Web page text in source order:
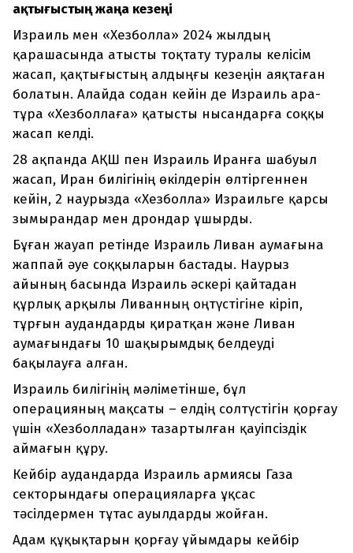
Қақтығыстың жаңа кезеңі
Израиль мен «Хезболла» 2024 жылдың
қарашасында атысты тоқтату туралы келісім
жасап, қақтығыстың алдыңғы кезеңін аяқтаған
болатын. Алайда содан кейін де Израиль ара-
тұра «Хезболлаға» қатысты нысандарға соққы
жасап келді.
28 ақпанда АҚШ пен Израиль Иранға шабуыл
жасап, Иран билігінің өкілдерін өлтіргеннен
кейін, 2 наурызда «Хезболла» Израильге қарсы
зымырандар мен дрондар ұшырды.
Бұған жауап ретінде Израиль Ливан аумағына
жаппай әуе соққыларын бастады. Наурыз
айының басында Израиль әскері қайтадан
құрлық арқылы Ливанның оңтүстігіне кіріп,
тұрғын аудандарды қиратқан және Ливан
аумағындағы 10 шақырымдық белдеуді
бақылауға алған.
Израиль билігінің мәліметінше, бұл
операцияның мақсаты – елдің солтүстігін қорғау
үшін «Хезболладан» тазартылған қауіпсіздік
аймағын құру.
Кейбір аудандарда Израиль армиясы Газа
секторындағы операцияларға ұқсас
тәсілдермен тұтас ауылдарды жойған.
Адам құқықтарын қорғау ұйымдары кейбір